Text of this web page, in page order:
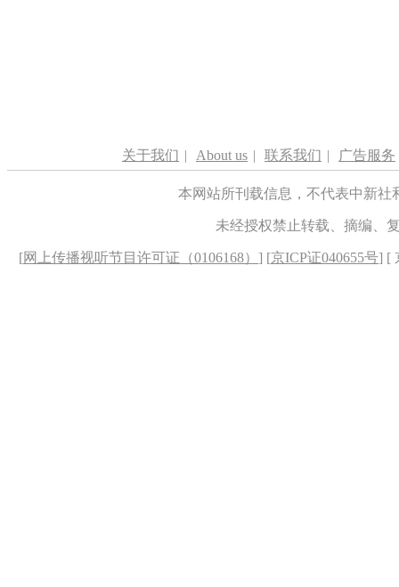
关于我们 | About us | 联系我们 | 广告服务
本网站所刊载信息，不代表中新
未经授权禁止转载、摘编、
[网上传播视听节目许可证（0106168） ] [京ICP证040655号] [